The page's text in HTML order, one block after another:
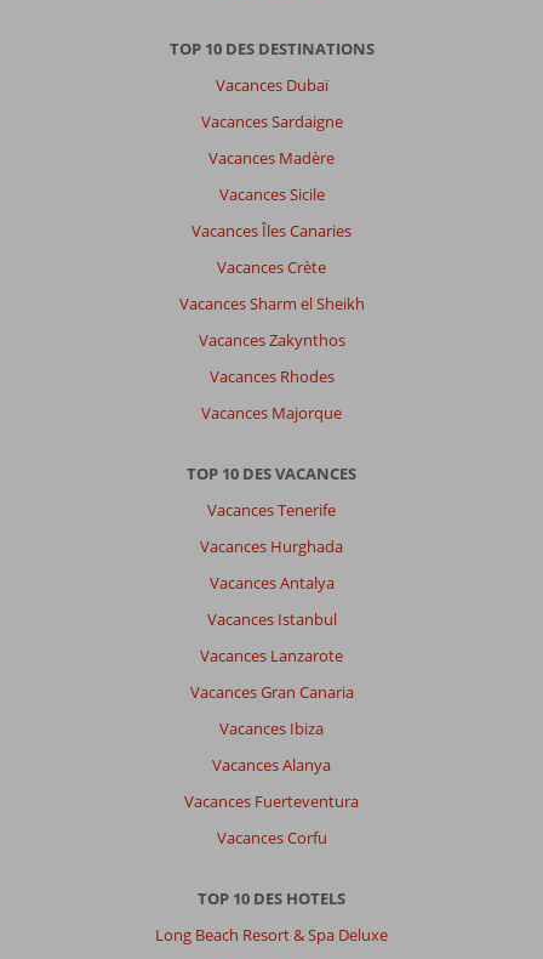
TOP 10 DES DESTINATIONS
Vacances Dubaï
Vacances Sardaigne
Vacances Madère
Vacances Sicile
Vacances Îles Canaries
Vacances Crète
Vacances Sharm el Sheikh
Vacances Zakynthos
Vacances Rhodes
Vacances Majorque
TOP 10 DES VACANCES
Vacances Tenerife
Vacances Hurghada
Vacances Antalya
Vacances Istanbul
Vacances Lanzarote
Vacances Gran Canaria
Vacances Ibiza
Vacances Alanya
Vacances Fuerteventura
Vacances Corfu
TOP 10 DES HOTELS
Long Beach Resort & Spa Deluxe